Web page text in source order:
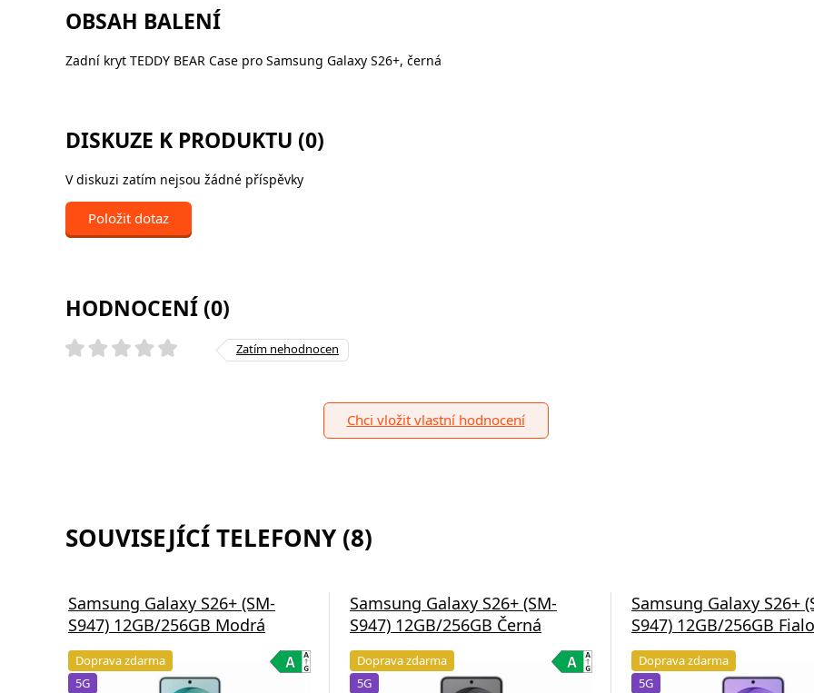
OBSAH BALENÍ
Zadní kryt TEDDY BEAR Case pro Samsung Galaxy S26+, černá
DISKUZE K PRODUKTU (0)
V diskuzi zatím nejsou žádné příspěvky
Položit dotaz
HODNOCENÍ (0)
Zatím nehodnocen
Chci vložit vlastní hodnocení
SOUVISEJÍCÍ TELEFONY (8)
Samsung Galaxy S26+ (SM-
S947) 12GB/256GB Modrá
Doprava zdarma
5G
Samsung Galaxy S26+ (SM-
S947) 12GB/256GB Černá
Doprava zdarma
5G
Samsung Galaxy S26+
S947) 12GB/256GB
Doprava zdarma
5G